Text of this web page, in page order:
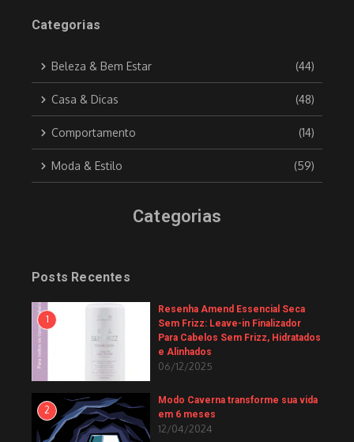
Categorias
Beleza & Bem Estar (44)
Casa & Dicas (48)
Comportamento (14)
Moda & Estilo (59)
Categorias
Posts Recentes
1
Resenha Amend Essencial Seca
Sem Frizz: Leave-in Finalizador
Para Cabelos Sem Frizz, Hidratados
e Alinhados
06/12/2025
2
Modo Caverna transforme sua vida
em 6 meses
12/04/2024